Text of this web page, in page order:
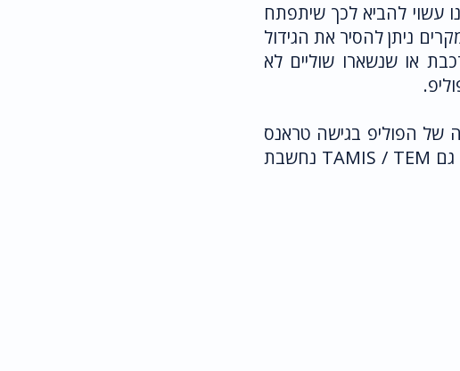
עשוי להביא לכך שיתפתח
ניתן להסיר את הגידול
או שנשארו שוליים לא
של הפוליפ בגישה טראנס
אנאלית זעיר פולשנית כלומר דרך פי הטבעת (אנוס). גישה זו הקרויה גם TAMIS / TEM נחשבת